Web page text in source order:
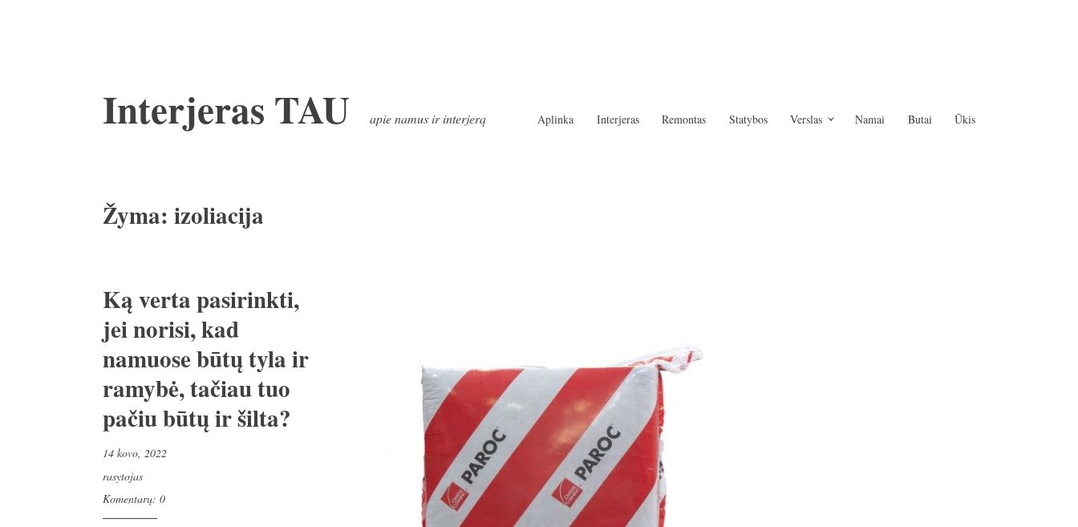
prie
turinio
Interjeras TAU apie namus ir interjerą Aplinka Interjeras Remontas Statybos Verslas Namai Butai Ūkis
Žyma: izoliacija
Ką verta pasirinkti,
jei norisi, kad
namuose būtų tyla ir
ramybė, tačiau tuo
pačiu būtų ir šilta?
14 kovo, 2022
rasytojas
Komentarų: 0